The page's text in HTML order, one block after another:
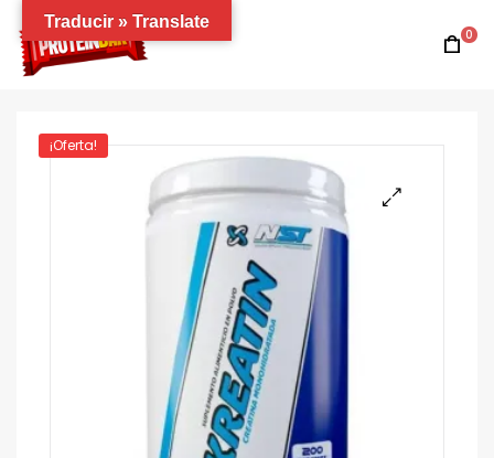
0
¡Oferta!
Traducir » Translate